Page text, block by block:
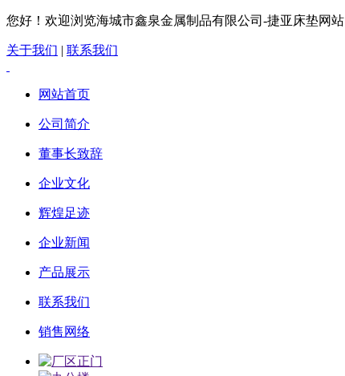
您好！欢迎浏览海城市鑫泉金属制品有限公司-捷亚床垫网站
关于我们 | 联系我们
网站首页
公司简介
董事长致辞
企业文化
辉煌足迹
企业新闻
产品展示
联系我们
销售网络